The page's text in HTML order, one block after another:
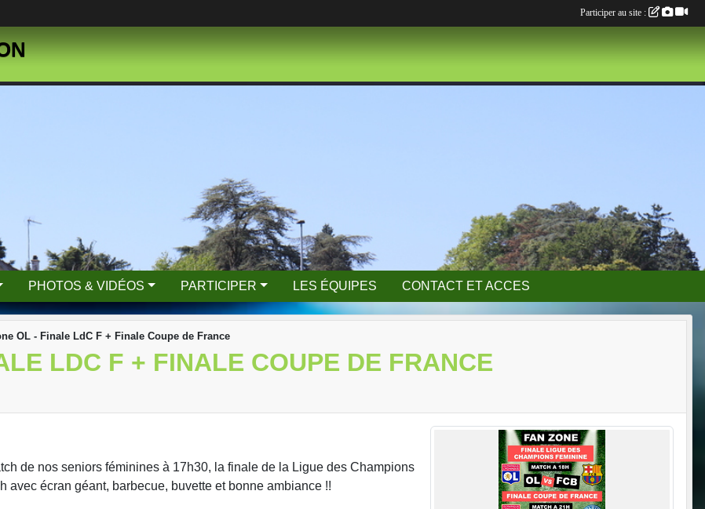
PHOTOS & VIDÉOS PARTICIPER LES ÉQUIPES CONTACT ET ACCES
OL - Finale LdC F + Finale Coupe de France
LDC F + FINALE COUPE DE FRANCE
de nos seniors féminines à 17h30, la finale de la Ligue des Champions
écran géant, barbecue, buvette et bonne ambiance !!
Participer au site :